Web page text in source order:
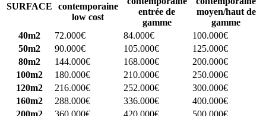
SURFACE
contemporaine
low cost
entrée de
gamme
moyen/haut de
gamme
40m2
72.000€ 84.000€
100.000€
50m2
90.000€ 105.000€
125.000€
80m2
144.000€ 168.000€
200.000€
100m2
180.000€ 210.000€
250.000€
120m2
216.000€ 252.000€
300.000€
160m2
288.000€ 336.000€
400.000€